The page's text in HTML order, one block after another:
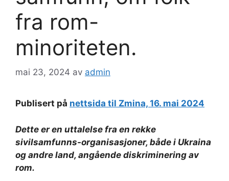
fra rom-
minoriteten.
mai 23, 2024 av admin
Publisert på nettsida til Zmina, 16. mai 2024
Dette er en uttalelse fra en rekke
sivilsamfunns-organisasjoner, både i Ukraina
og andre land, angående diskriminering av
rom.